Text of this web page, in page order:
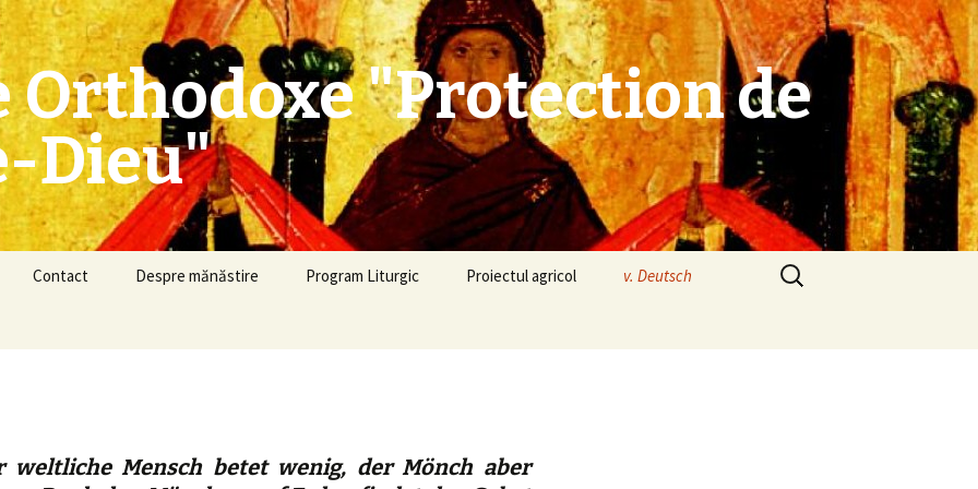
Orthodoxe "Protection de
Dieu"
Contact Despre mănăstire Program Liturgic Proiectul agricol v. Deutsch
Search
for:
weltliche Mensch betet wenig, der Mönch aber